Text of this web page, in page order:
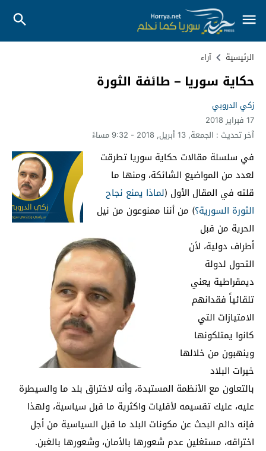
الرئيسية آراء
حكاية سوريا – طائفة الثورة
زكي الدروبي
17 فبراير 2018
آخر تحديث : الجمعة, 13 أبريل, 2018 - 9:32 مساءً
في سلسلة مقالات حكاية سوريا تطرقت
لعدد من المواضيع الشائكة، ومنها ما
قلته في المقال الأول (لماذا يمنع نجاح
الثورة السورية؟) من أننا ممنوعون من نيل
الحرية من قبل
أطراف دولية، لأن
التحول لدولة
ديمقراطية يعني
تلقائياً فقدانهم
الامتيازات التي
كانوا يمتلكونها
وينهبون من خلالها
خيرات البلاد
بالتعاون مع الأنظمة المستبدة، وأنه لاختراق بلد ما والسيطرة
عليه، عليك تقسيمه لأقليات واكثرية ما قبل سياسية، ولهذا
فإنه دائم البحث عن مكونات البلد ما قبل السياسية من أجل
اختراقه، مستغلين عدم شعورها بالأمان، وشعورها بالغبن.